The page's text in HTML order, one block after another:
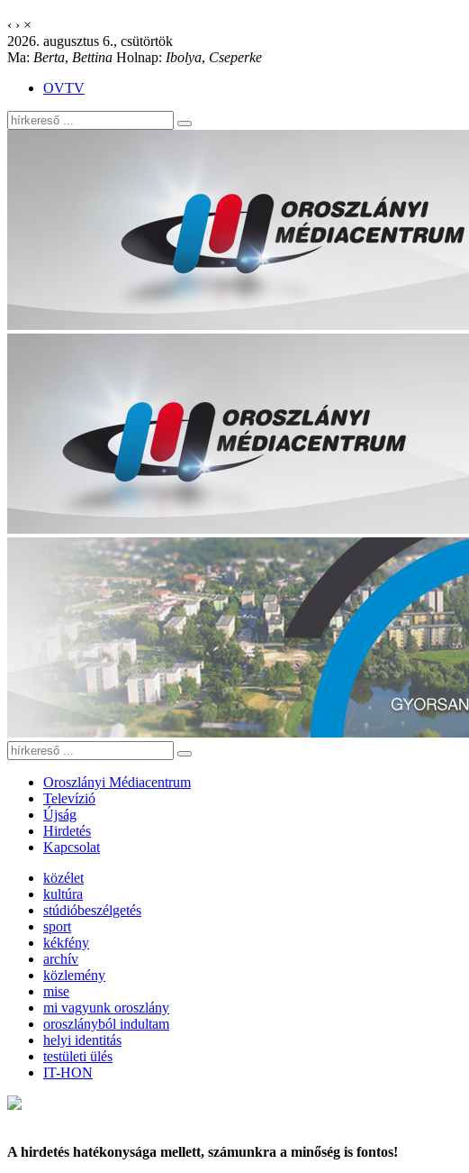
‹ › ×
2026. augusztus 6., csütörtök
Ma: Berta, Bettina Holnap: Ibolya, Cseperke
OVTV
Oroszlányi Médiacentrum
Televízió
Újság
Hirdetés
Kapcsolat
közélet
kultúra
stúdióbeszélgetés
sport
kékfény
archív
közlemény
mise
mi vagyunk oroszlány
oroszlányból indultam
helyi identitás
testületi ülés
IT-HON
A hirdetés hatékonysága mellett, számunkra a minőség is fontos!